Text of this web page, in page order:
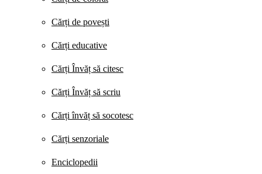
Cărți de povești
Cărți educative
Cărți Învăț să citesc
Cărți Învăț să scriu
Cărți învăț să socotesc
Cărți senzoriale
Enciclopedii